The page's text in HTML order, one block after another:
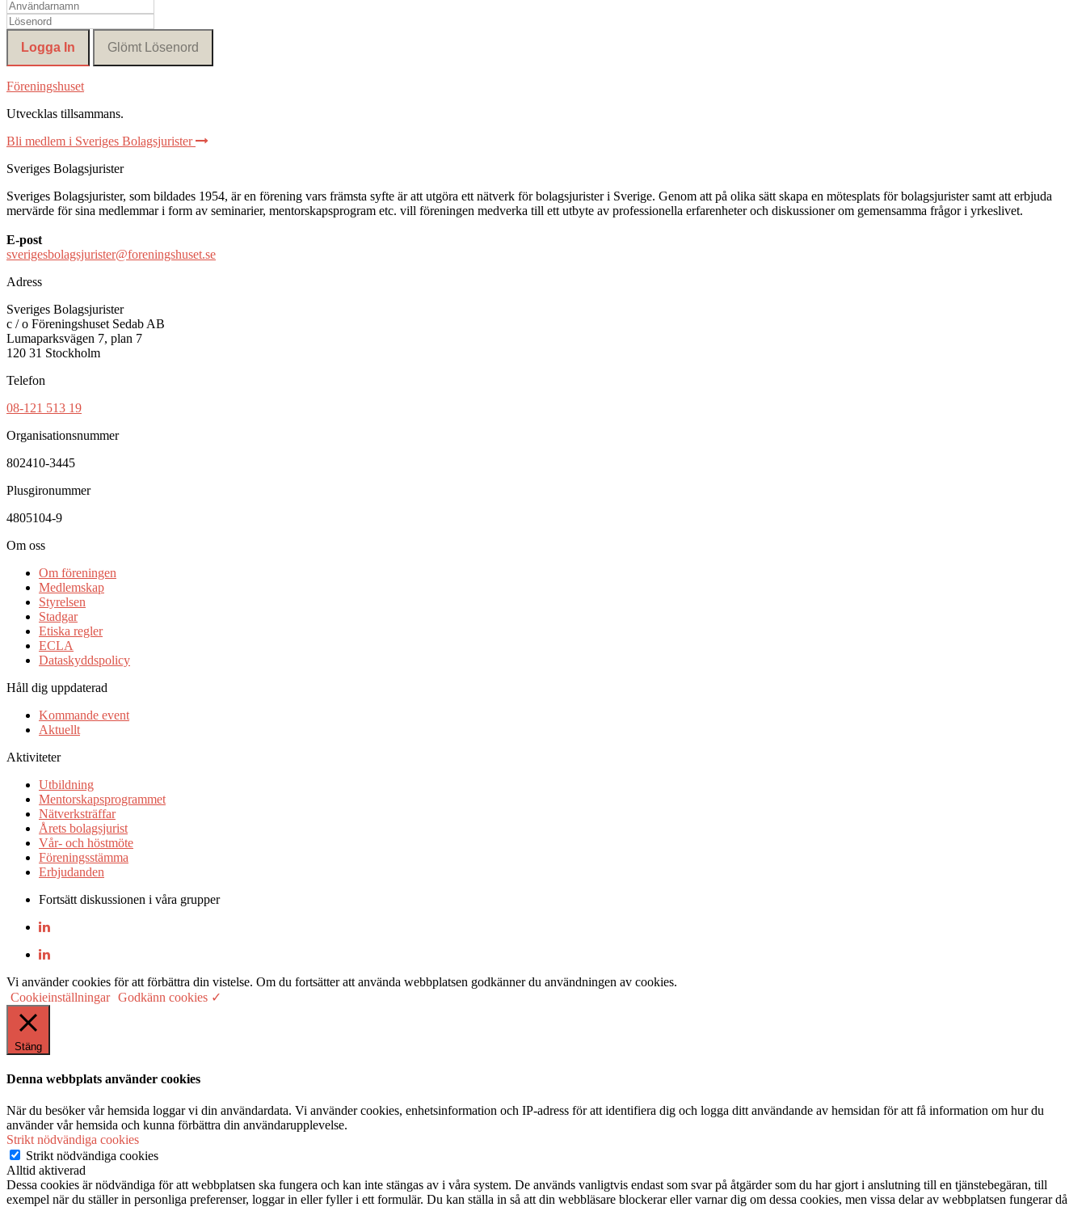
Föreningshuset
Utvecklas tillsammans.
Bli medlem i Sveriges Bolagsjurister
Sveriges Bolagsjurister
Sveriges Bolagsjurister, som bildades 1954, är en förening vars främsta syfte är att utgöra ett nätverk för bolagsjurister i Sverige. Genom att på olika sätt skapa en mötesplats för bolagsjurister samt att erbjuda
mervärde för sina medlemmar i form av seminarier, mentorskapsprogram etc. vill föreningen medverka till ett utbyte av professionella erfarenheter och diskussioner om gemensamma frågor i yrkeslivet.
E-post
sverigesbolagsjurister@foreningshuset.se
Adress
Sveriges Bolagsjurister
c / o Föreningshuset Sedab AB
Lumaparksvägen 7, plan 7
120 31 Stockholm
Telefon
08-121 513 19
Organisationsnummer
802410-3445
Plusgironummer
4805104-9
Om oss
Om föreningen
Medlemskap
Styrelsen
Stadgar
Etiska regler
ECLA
Dataskyddspolicy
Håll dig uppdaterad
Kommande event
Aktuellt
Aktiviteter
Utbildning
Mentorskapsprogrammet
Nätverksträffar
Årets bolagsjurist
Vår- och höstmöte
Föreningsstämma
Erbjudanden
Fortsätt diskussionen i våra grupper
Vi använder cookies för att förbättra din vistelse. Om du fortsätter att använda webbplatsen godkänner du användningen av cookies.
Cookieinställningar Godkänn cookies ✓
Stäng
Denna webbplats använder cookies
När du besöker vår hemsida loggar vi din användardata. Vi använder cookies, enhetsinformation och IP-adress för att identifiera dig och logga ditt användande av hemsidan för att få information om hur du
använder vår hemsida och kunna förbättra din användarupplevelse.
Strikt nödvändiga cookies
Strikt nödvändiga cookies
Alltid aktiverad
Dessa cookies är nödvändiga för att webbplatsen ska fungera och kan inte stängas av i våra system. De används vanligtvis endast som svar på åtgärder som du har gjort i anslutning till en tjänstebegäran, till
exempel när du ställer in personliga preferenser, loggar in eller fyller i ett formulär. Du kan ställa in så att din webbläsare blockerar eller varnar dig om dessa cookies, men vissa delar av webbplatsen fungerar då